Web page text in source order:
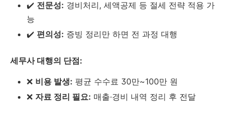
✔️ 전문성: 경비처리, 세액공제 등 절세 전략 적용 가
능
✔️ 편의성: 증빙 정리만 하면 전 과정 대행
세무사 대행의 단점:
❌ 비용 발생: 평균 수수료 30만~100만 원
❌ 자료 정리 필요: 매출·경비 내역 정리 후 전달